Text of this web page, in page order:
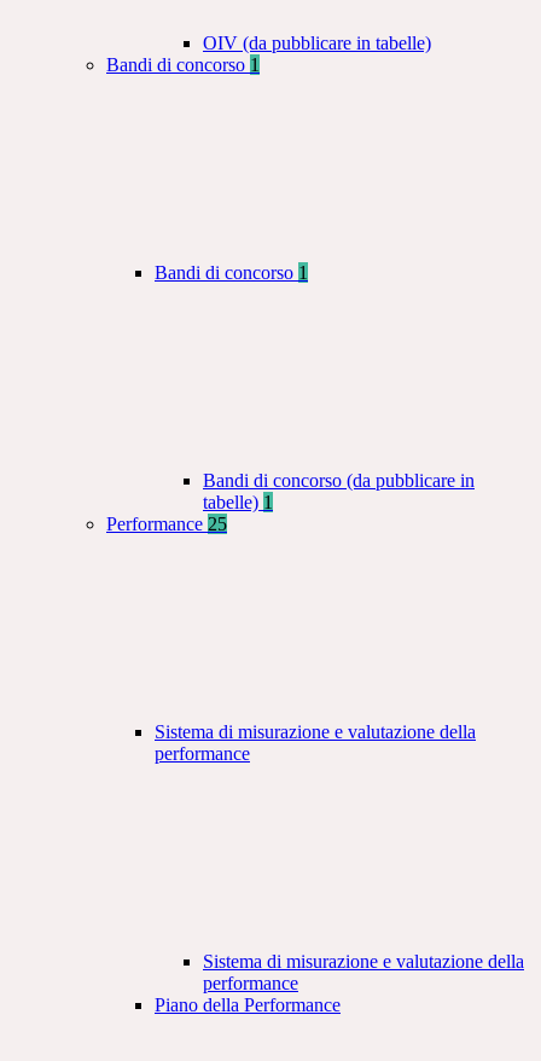
OIV (da pubblicare in tabelle)
Bandi di concorso 1
Bandi di concorso 1
Bandi di concorso (da pubblicare in
tabelle) 1
Performance 25
Sistema di misurazione e valutazione della
performance
Sistema di misurazione e valutazione della
performance
Piano della Performance